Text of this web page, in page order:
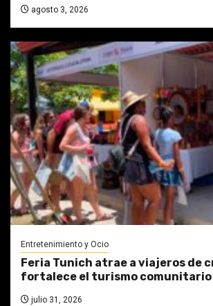
agosto 3, 2026
Entretenimiento y Ocio
Feria Tunich atrae a viajeros de
fortalece el turismo comunitario
julio 31, 2026